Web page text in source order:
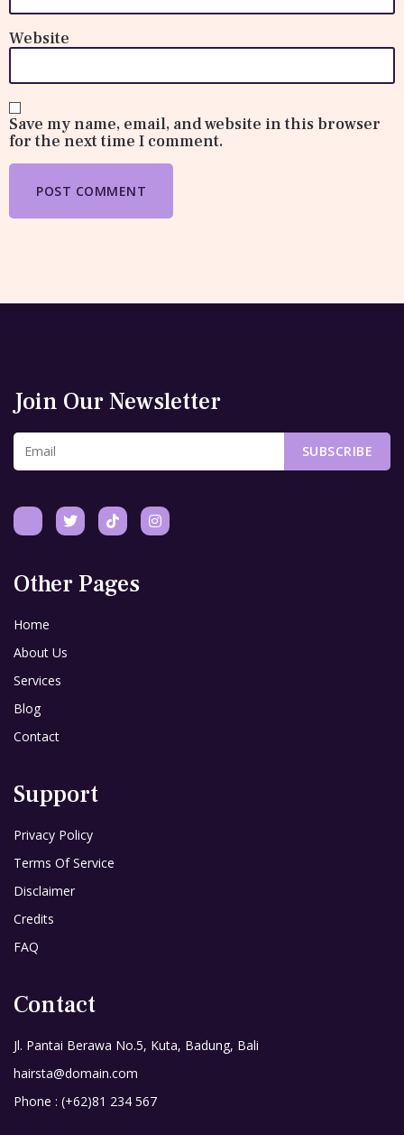
Website
Save my name, email, and website in this browser
for the next time I comment.
Join Our Newsletter
SUBSCRIBE
Other Pages
Home
About Us
Services
Blog
Contact
Support
Privacy Policy
Terms Of Service
Disclaimer
Credits
FAQ
Contact
Jl. Pantai Berawa No.5, Kuta, Badung, Bali
hairsta@domain.com
Phone : (+62)81 234 567